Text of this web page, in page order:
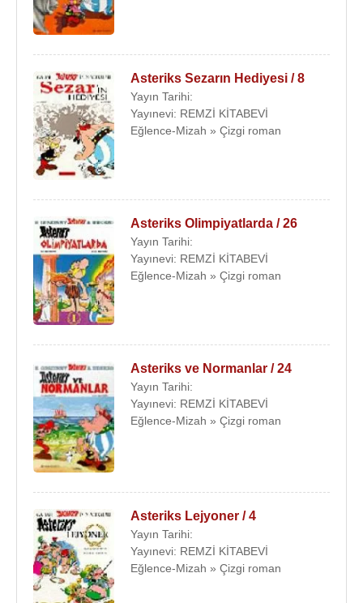
Asteriks Sezarın Hediyesi / 8
Yayın Tarihi:
Yayınevi: REMZİ KİTABEVİ
Eğlence-Mizah » Çizgi roman
Asteriks Olimpiyatlarda / 26
Yayın Tarihi:
Yayınevi: REMZİ KİTABEVİ
Eğlence-Mizah » Çizgi roman
Asteriks ve Normanlar / 24
Yayın Tarihi:
Yayınevi: REMZİ KİTABEVİ
Eğlence-Mizah » Çizgi roman
Asteriks Lejyoner / 4
Yayın Tarihi:
Yayınevi: REMZİ KİTABEVİ
Eğlence-Mizah » Çizgi roman